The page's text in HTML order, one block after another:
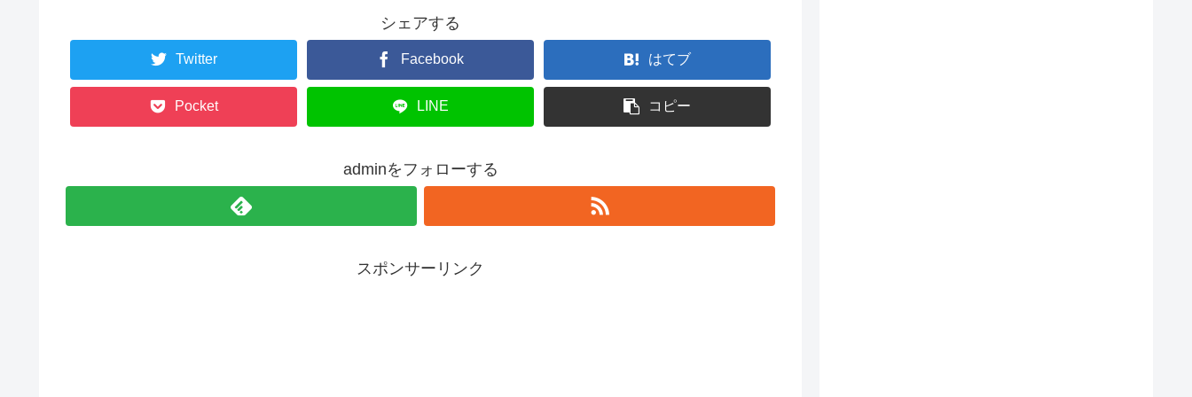
シェアする
Twitter Facebook はてブ
Pocket LINE コピー
adminをフォローする
スポンサーリンク